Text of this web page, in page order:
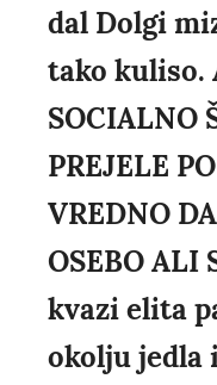
dal Dolgi
tako kuliso.
SOCIALNO
PREJELE
VREDNO
OSEBO ALI
kvazi elita
okolju jedla